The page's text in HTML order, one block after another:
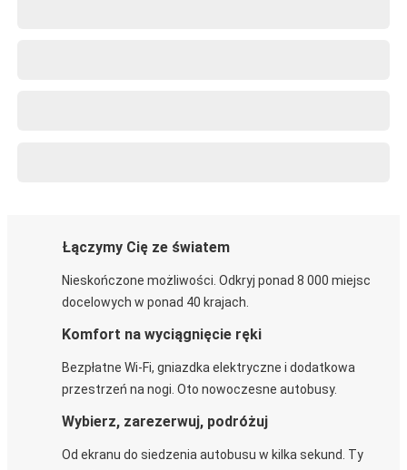
Łączymy Cię ze światem
Nieskończone możliwości. Odkryj ponad 8 000 miejsc
docelowych w ponad 40 krajach.
Komfort na wyciągnięcie ręki
Bezpłatne Wi-Fi, gniazdka elektryczne i dodatkowa
przestrzeń na nogi. Oto nowoczesne autobusy.
Wybierz, zarezerwuj, podróżuj
Od ekranu do siedzenia autobusu w kilka sekund. Ty